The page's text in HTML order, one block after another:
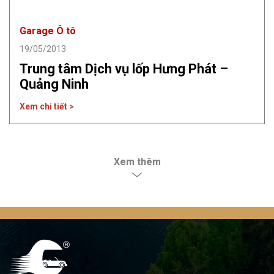
Garage Ô tô
19/05/2013
Trung tâm Dịch vụ lốp Hưng Phát –
Quảng Ninh
Xem chi tiết >
Xem thêm